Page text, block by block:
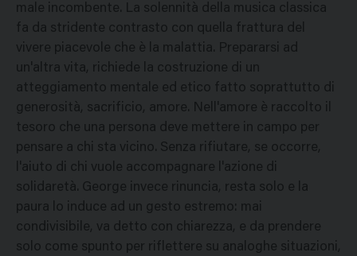
male incombente. La solennità della musica classica
fa da stridente contrasto con quella frattura del
vivere piacevole che è la malattia. Prepararsi ad
un'altra vita, richiede la costruzione di un
atteggiamento mentale ed etico fatto soprattutto di
generosità, sacrificio, amore. Nell'amore è raccolto il
tesoro che una persona deve mettere in campo per
pensare a chi sta vicino. Senza rifiutare, se occorre,
l'aiuto di chi vuole accompagnare l'azione di
solidaretà. George invece rinuncia, resta solo e la
paura lo induce ad un gesto estremo: mai
condivisibile, va detto con chiarezza, e da prendere
solo come spunto per riflettere su analoghe situazioni,